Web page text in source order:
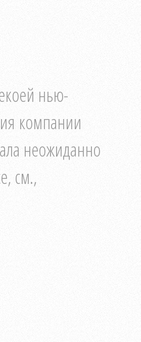
нью-
компании
неожиданно
см.,